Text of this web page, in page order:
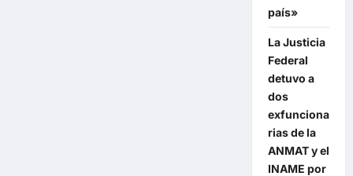
país»
La Justicia
Federal
detuvo a
dos
exfunciona
rias de la
ANMAT y el
INAME por